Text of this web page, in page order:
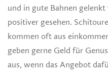
und in gute Bahnen
positiver gesehen.
kommen oft aus
geben gerne Geld für
aus, wenn das Angebot